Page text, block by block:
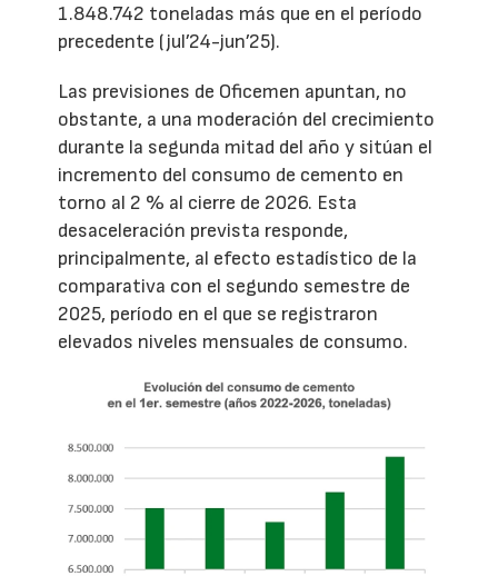
1.848.742 toneladas más que en el período
precedente (jul’24-jun’25).
Las previsiones de Oficemen apuntan, no
obstante, a una moderación del crecimiento
durante la segunda mitad del año y sitúan el
incremento del consumo de cemento en
torno al 2 % al cierre de 2026. Esta
desaceleración prevista responde,
principalmente, al efecto estadístico de la
comparativa con el segundo semestre de
2025, período en el que se registraron
elevados niveles mensuales de consumo.